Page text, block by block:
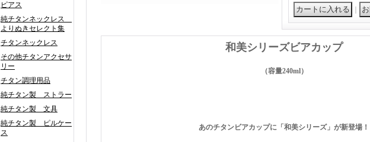
ピアス
純チタンネックレス
よりぬきセレクト集
チタンネックレス
その他チタンアクセサ
リー
チタン調理用品
純チタン製 ストラー
純チタン製 文具
純チタン製 ピルケー
ス
和美シリーズビアカップ
（容量240ml）
あのチタンビアカップに「和美シリーズ」が新登場！